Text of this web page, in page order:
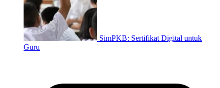
SimPKB: Sertifikat Digital untuk
Guru